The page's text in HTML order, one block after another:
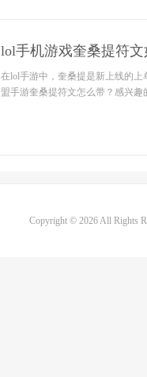
lol手机游戏奎桑提符
在lol手游中，奎桑提是新上线的
盟手游奎桑提符文怎么带？感兴
Copyright © 2026 All Rights